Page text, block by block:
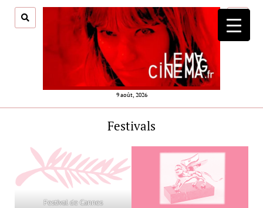
9 août, 2026
menu
Festivals
Festival de Cannes